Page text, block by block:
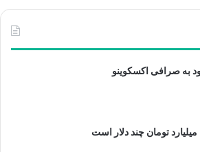
به صرافی اکسکوینو
تومان چند دلار است